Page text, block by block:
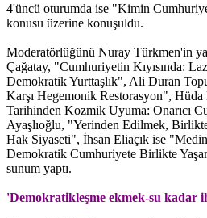
4'üncü oturumda ise "Kimin
konusu üzerine konuşuldu.
Moderatörlüğünü Nuray Türkmen'in
Çağatay, "Cumhuriyetin Kıyısında:
Demokratik Yurttaşlık", Ali Duran
Karşı Hegemonik Restorasyon",
Tarihinden Kozmik Uyuma: Onarıcı
Ayaşlıoğlu, "Yerinden Edilmek,
Hak Siyaseti", İhsan Eliaçık ise
Demokratik Cumhuriyete Birlikte
sunum yaptı.
'Demokratikleşme ekmek-su kadar